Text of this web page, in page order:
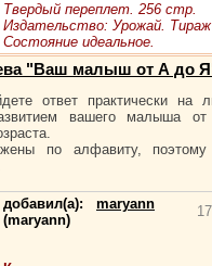
Твердый переплет. 256 стр.
Издательство: Урожай. Тираж
Состояние идеальное.
"Ваш малыш от А до
ответ практически на
вашего малыша от
по алфавиту,
добавил(а): maryann
(maryann)